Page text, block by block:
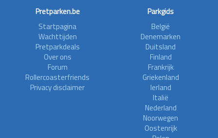
Pretparken.be
Startpagina
Wachttijden
Pretparkdeals
Over ons
Forum
Rollercoasterfriends
Privacy disclaimer
Parkgids
België
Denemarken
Duitsland
Finland
Frankrijk
Griekenland
Ierland
Italië
Nederland
Noorwegen
Oostenrijk